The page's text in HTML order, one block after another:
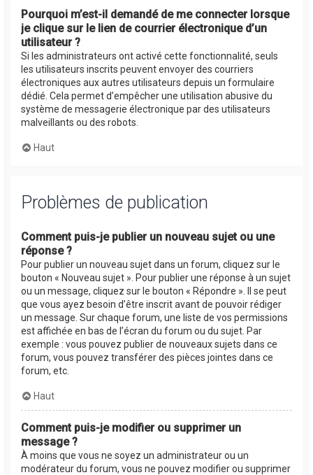
Pourquoi m’est-il demandé de me connecter lorsque
je clique sur le lien de courrier électronique d’un
utilisateur ?
Si les administrateurs ont activé cette fonctionnalité, seuls
les utilisateurs inscrits peuvent envoyer des courriers
électroniques aux autres utilisateurs depuis un formulaire
dédié. Cela permet d’empêcher une utilisation abusive du
système de messagerie électronique par des utilisateurs
malveillants ou des robots.
Haut
Problèmes de publication
Comment puis-je publier un nouveau sujet ou une
réponse ?
Pour publier un nouveau sujet dans un forum, cliquez sur le
bouton « Nouveau sujet ». Pour publier une réponse à un sujet
ou un message, cliquez sur le bouton « Répondre ». Il se peut
que vous ayez besoin d’être inscrit avant de pouvoir rédiger
un message. Sur chaque forum, une liste de vos permissions
est affichée en bas de l’écran du forum ou du sujet. Par
exemple : vous pouvez publier de nouveaux sujets dans ce
forum, vous pouvez transférer des pièces jointes dans ce
forum, etc.
Haut
Comment puis-je modifier ou supprimer un
message ?
À moins que vous ne soyez un administrateur ou un
modérateur du forum, vous ne pouvez modifier ou supprimer